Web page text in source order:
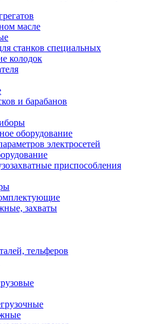
масле
станков специальных
колодок
и барабанов
оборудование
электросетей
приспособления
захваты
тельферов